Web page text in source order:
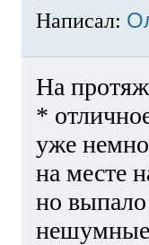
Написал:
На
*
уже
на месте
но
нешумные